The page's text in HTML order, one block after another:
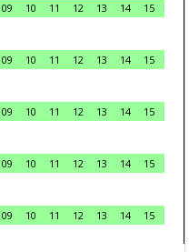
09 10 11 12 13 14
15
09 10 11 12 13 14
15
09 10 11 12 13 14
15
09 10 11 12 13 14
15
09 10 11 12 13 14
15